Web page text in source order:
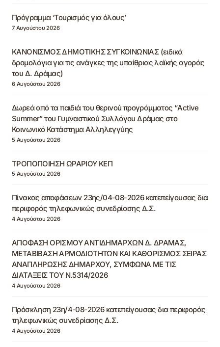
Πρόγραμμα ‘Τουρισμός για όλους’
7 Αυγούστου 2026
ΚΑΝΟΝΙΣΜΟΣ ΔΗΜΟΤΙΚΗΣ ΣΥΓΚΟΙΝΩΝΙΑΣ (ειδικά
δρομολόγια για τις ανάγκες της υπαίθριας λαϊκής αγοράς
του Δ. Δράμας)
6 Αυγούστου 2026
Δωρεά από τα παιδιά του θερινού προγράμματος “Active
Summer” του Γυμναστικού Συλλόγου Δράμας στο
Κοινωνικό Κατάστημα Αλληλεγγύης
5 Αυγούστου 2026
ΤΡΟΠΟΠΟΙΗΣΗ ΩΡΑΡΙΟΥ ΚΕΠ
5 Αυγούστου 2026
Πίνακας αποφάσεων 23ης/04-08-2026 κατεπείγουσας δια
περιφοράς τηλεφωνικώς συνεδρίασης Δ.Σ.
4 Αυγούστου 2026
ΑΠΟΦΑΣΗ ΟΡΙΣΜΟΥ ΑΝΤΙΔΗΜΑΡΧΩΝ Δ. ΔΡΑΜΑΣ,
ΜΕΤΑΒΙΒΑΣΗ ΑΡΜΟΔΙΟΤΗΤΩΝ ΚΑΙ ΚΑΘΟΡΙΣΜΟΣ ΣΕΙΡΑΣ
ΑΝΑΠΛΗΡΩΣΗΣ ΔΗΜΑΡΧΟΥ, ΣΥΜΦΩΝΑ ΜΕ ΤΙΣ
ΔΙΑΤΑΞΕΙΣ ΤΟΥ Ν.5314/2026
4 Αυγούστου 2026
Πρόσκληση 23η/4-08-2026 κατεπείγουσας δια περιφοράς
τηλεφωνικώς συνεδρίασης Δ.Σ.
4 Αυγούστου 2026